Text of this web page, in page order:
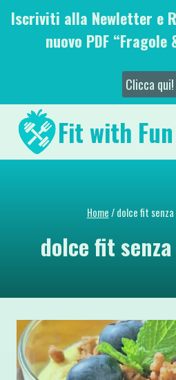
SaltaIscriviti alla Newletter e
nuovo PDF “Fragole
Clicca qui!
Fit with Fun
Home/ dolce fit
dolce fit